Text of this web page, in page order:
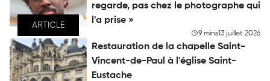
ARTICLE
regarde, pas chez le photographe qui
l'a prise »
9 mins13 juillet 2026
Restauration de la chapelle Saint-
Vincent-de-Paul à l'église Saint-
Eustache